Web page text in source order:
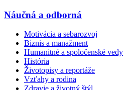
Náučná a odborná
Motivácia a sebarozvoj
Biznis a manažment
Humanitné a spoločenské vedy
História
Životopisy a reportáže
Vzťahy a rodina